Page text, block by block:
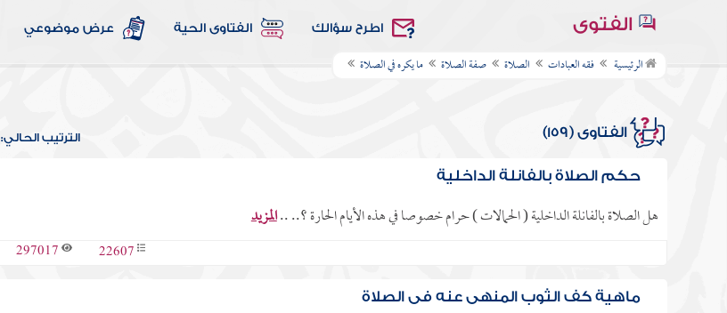
الفتوى اطرح سؤالك الفتاوى الحية عرض موضوعي
الرئيسية فقه العبادات الصلاة صفة الصلاة ما يكره في الصلاة
الفتاوى (159) الترتيب الحالي:
حكم الصلاة بالفانلة الداخلية
هل الصلاة بالفانلة الداخلية ( الحمالات ) حرام خصوصا في هذه الأيام الحارة ؟.. ..المزيد
22607
297017
ماهية كف الثوب المنهي عنه في الصلاة